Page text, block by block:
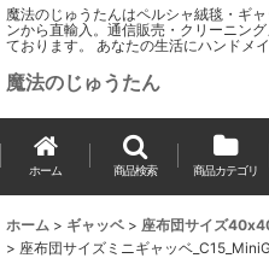
魔法のじゅうたんはペルシャ絨毯・ギ
ンから直輸入。通信販売・クリーニン
ております。 あなたの生活にハンドメ
魔法のじゅうたん
ホーム 商品検索 商品カテゴリ
ホーム > ギャッベ > 座布団サイズ
> 座布団サイズミニギャッベ